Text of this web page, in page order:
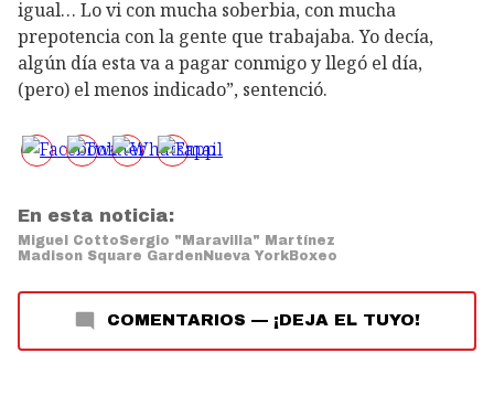
igual… Lo vi con mucha soberbia, con mucha
prepotencia con la gente que trabajaba. Yo decía,
algún día esta va a pagar conmigo y llegó el día,
(pero) el menos indicado”, sentenció.
En esta noticia:
Miguel CottoSergio "Maravilla" Martínez
Madison Square Garden Nueva York Boxeo
COMENTARIOS — ¡DEJA EL TUYO!